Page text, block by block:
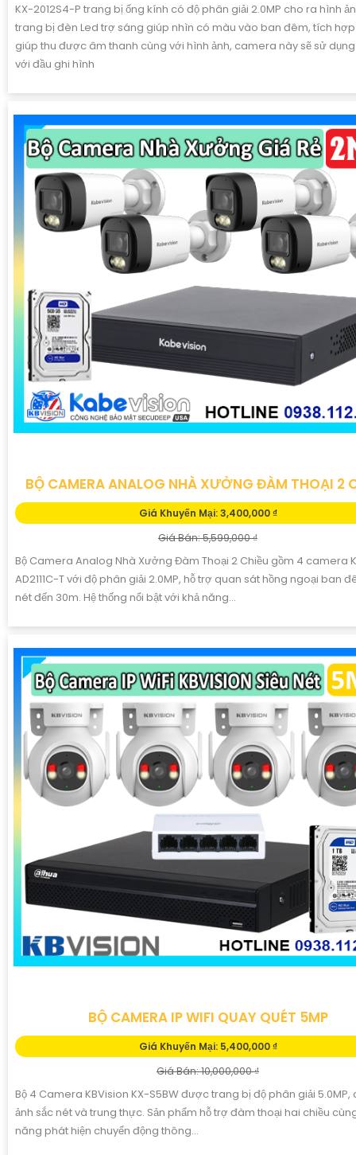
KX-2012S4-P trang bị ống kính có độ phân giải 2.0MP cho ra hình
trang bị đèn Led trợ sáng giúp nhìn có màu vào ban đêm, tích
giúp thu được âm thanh cùng với hình ảnh, camera này sẽ sử
với đầu ghi hình
BỘ CAMERA ANALOG NHÀ XƯỞNG ĐÀM THOẠI 2
Giá Khuyến Mại: 3,400,000 ₫
Giá Bán: 5,599,000 ₫
Bộ Camera Analog Nhà Xưởng Đàm Thoại 2 Chiều gồm 4 camera
AD2111C-T với độ phân giải 2.0MP, hỗ trợ quan sát hồng ngoại ban
nét đến 30m. Hệ thống nổi bật với khả năng...
BỘ CAMERA IP WIFI QUAY QUÉT 5MP
Giá Khuyến Mại: 5,400,000 ₫
Giá Bán: 10,000,000 ₫
Bộ 4 Camera KBVision KX-S5BW được trang bị độ phân giải 5.0MP,
ảnh sắc nét và trung thực. Sản phẩm hỗ trợ đàm thoại hai chiều
năng phát hiện chuyển động thông...